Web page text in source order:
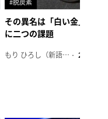
その異名は「白い金」、リ
に二つの課題
もり ひろし（新語ウォッチャー） 2023年7